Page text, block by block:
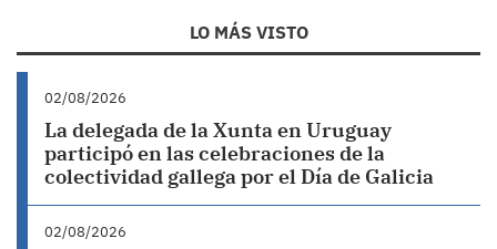
LO MÁS VISTO
02/08/2026
La delegada de la Xunta en Uruguay
participó en las celebraciones de la
colectividad gallega por el Día de Galicia
02/08/2026